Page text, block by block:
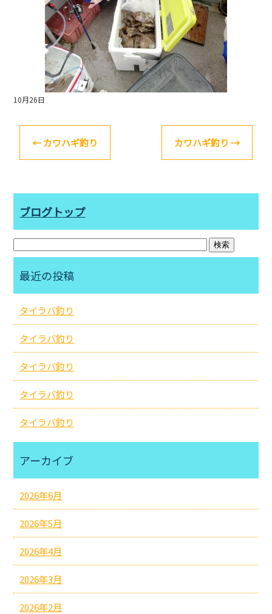
10月26日
←カワハギ釣り カワハギ釣り →
ブログトップ
最近の投稿
タイラバ釣り
タイラバ釣り
タイラバ釣り
タイラバ釣り
タイラバ釣り
アーカイブ
2026年6月
2026年5月
2026年4月
2026年3月
2026年2月